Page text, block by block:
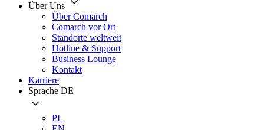
Über Uns
Über Comarch
Comarch vor Ort
Standorte weltweit
Hotline & Support
Business Lounge
Kontakt
Karriere
Sprache DE
PL